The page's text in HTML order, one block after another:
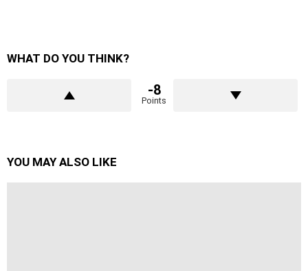
WHAT DO YOU THINK?
-8
Points
YOU MAY ALSO LIKE